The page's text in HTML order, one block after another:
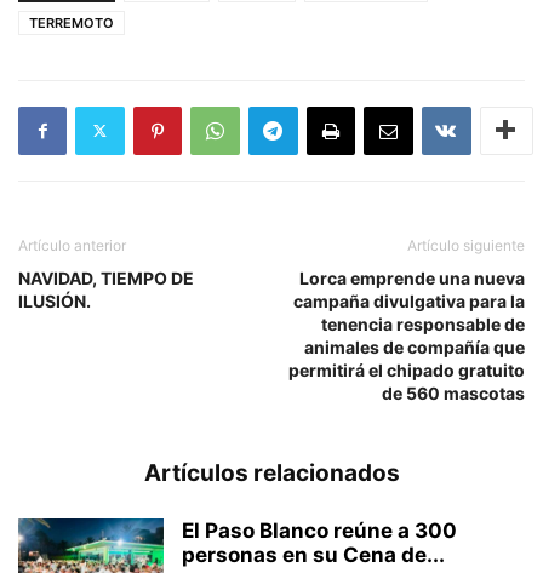
TERREMOTO
Artículo anterior
NAVIDAD, TIEMPO DE
ILUSIÓN.
Artículo siguiente
Lorca emprende una nueva
campaña divulgativa para la
tenencia responsable de
animales de compañía que
permitirá el chipado gratuito
de 560 mascotas
Artículos relacionados
El Paso Blanco reúne a 300
personas en su Cena de...